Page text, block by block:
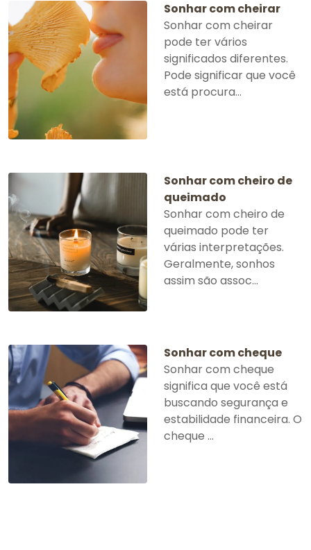
Sonhar com cheirar
Sonhar com cheirar
pode ter vários
significados diferentes.
Pode significar que você
está procura...
Sonhar com cheiro de
queimado
Sonhar com cheiro de
queimado pode ter
várias interpretações.
Geralmente, sonhos
assim são assoc...
Sonhar com cheque
Sonhar com cheque
significa que você está
buscando segurança e
estabilidade financeira. O
cheque ...